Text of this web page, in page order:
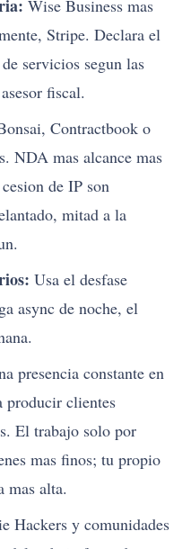
Wise Business mas
Stripe. Declara el
servicios segun las
fiscal.
Contractbook o
NDA mas alcance mas
de IP son
mitad a la
Usa el desfase
async de noche, el
presencia constante en
clientes
El trabajo solo por
mas finos; tu propio
mas alta.
Hackers y comunidades